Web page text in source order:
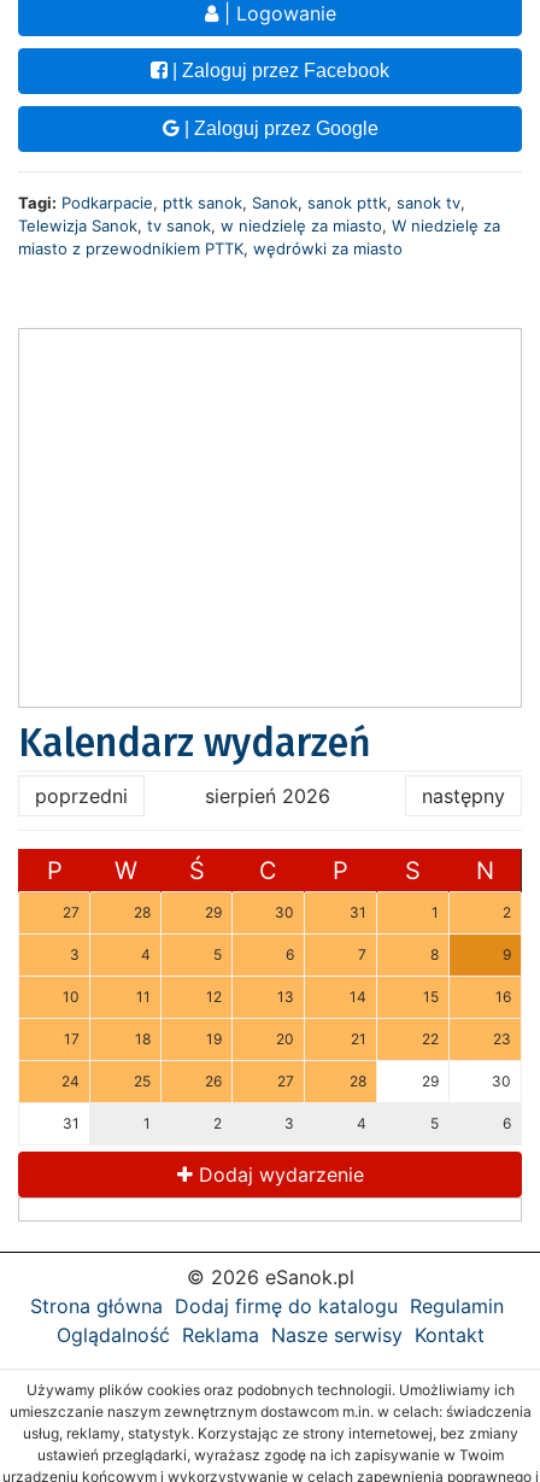
| Logowanie
| Zaloguj przez Facebook
| Zaloguj przez Google
Tagi: Podkarpacie, pttk sanok, Sanok, sanok pttk, sanok tv,
Telewizja Sanok, tv sanok, w niedzielę za miasto, W niedzielę za
miasto z przewodnikiem PTTK, wędrówki za miasto
Kalendarz wydarzeń
poprzedni sierpień 2026 następny
P W Ś C P S N
27 28 29 30 31 1 2
3 4 5 6 7 8 9
10 11 12 13 14 15 16
17 18 19 20 21 22 23
24 25 26 27 28 29 30
31 1 2 3 4 5 6
Dodaj wydarzenie
© 2026 eSanok.pl
Strona główna Dodaj firmę do katalogu Regulamin
Oglądalność Reklama Nasze serwisy Kontakt
Używamy plików cookies oraz podobnych technologii. Umożliwiamy ich
umieszczanie naszym zewnętrznym dostawcom m.in. w celach: świadczenia
usług, reklamy, statystyk. Korzystając ze strony internetowej, bez zmiany
ustawień przeglądarki, wyrażasz zgodę na ich zapisywanie w Twoim
urządzeniu końcowym i wykorzystywanie w celach zapewnienia poprawnego i